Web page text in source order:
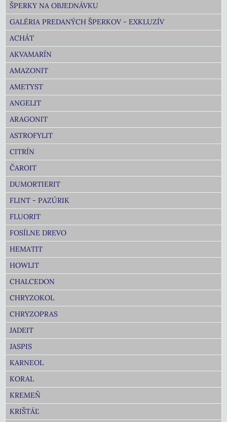
ŠPERKY NA OBJEDNÁVKU
GALÉRIA PREDANÝCH ŠPERKOV - EXKLUZÍV
ACHÁT
AKVAMARÍN
AMAZONIT
AMETYST
ANGELIT
ARAGONIT
ASTROFYLIT
CITRÍN
ČAROIT
DUMORTIERIT
FLINT - PAZÚRIK
FLUORIT
FOSÍLNE DREVO
HEMATIT
HOWLIT
CHALCEDON
CHRYZOKOL
CHRYZOPRAS
JADEIT
JASPIS
KARNEOL
KORAL
KREMEŇ
KRIŠTÁĽ